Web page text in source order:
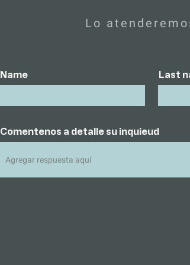
Lo
Name Last
Comentenos a detalle su inquieud